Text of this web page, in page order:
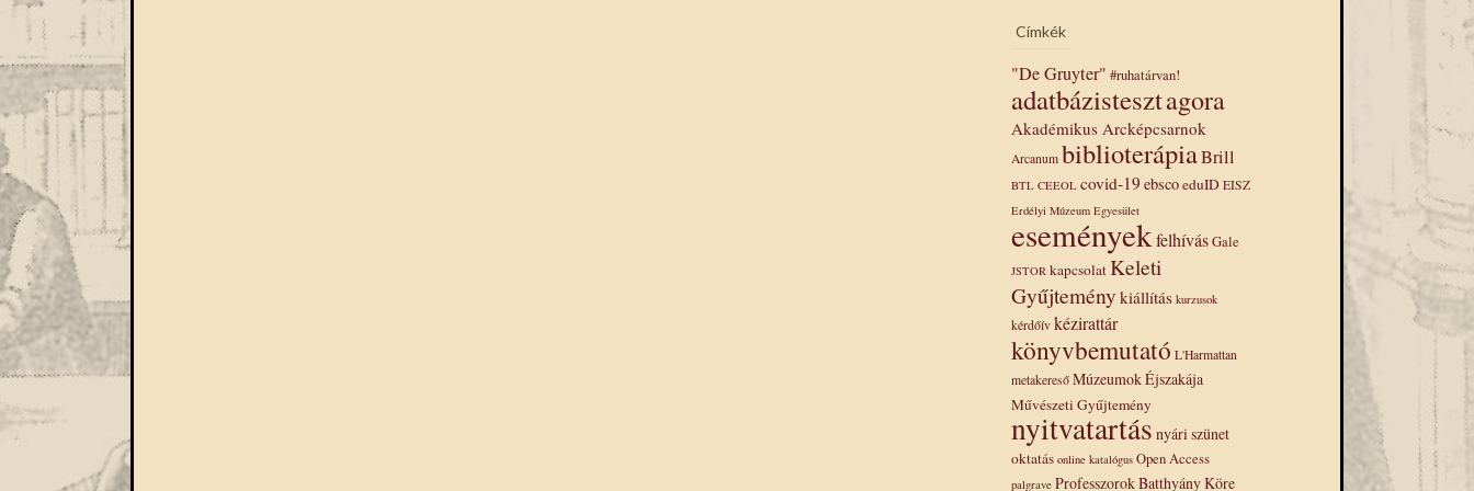
Címkék
"De Gruyter" #ruhatárvan!
adatbázistesztagora
Akadémikus Arcképcsarnok
Arcanum biblioterápiaBrill
BTL CEEOL covid-19 ebscoeduID EISZ
Erdélyi Múzeum Egyesület
eseményekfelhívásGale
JSTOR kapcsolatKeleti
Gyűjtemény kiállítás kurzusok
kérdőív kézirattár
könyvbemutató L'Harmattan
metakereső Múzeumok Éjszakája
Művészeti Gyűjtemény
nyitvatartás nyári szünet
oktatás online katalógus Open Access
palgrave Professzorok Batthyány Köre